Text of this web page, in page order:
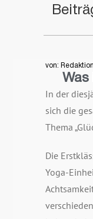
von:
In der
sich die
Thema
Die
Yoga-